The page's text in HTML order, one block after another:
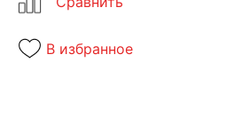
В избранное